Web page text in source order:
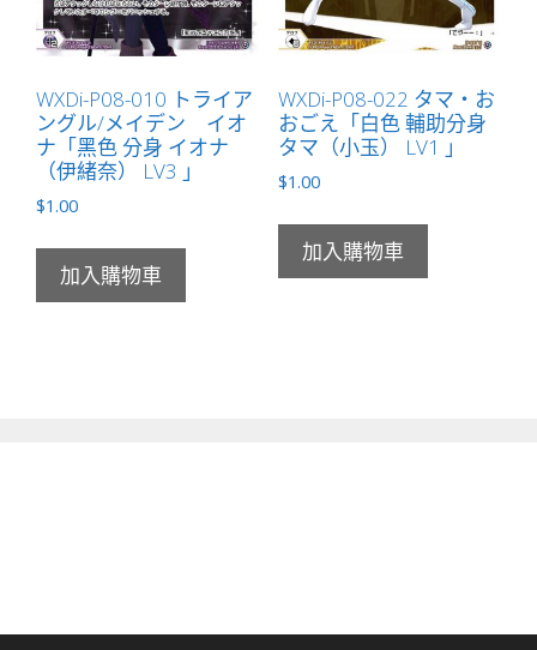
WXDi-P08-010 トライア
ングル/メイデン イオ
ナ「黑色 分身 イオナ
（伊緒奈） LV3 」
$1.00
加入購物車
WXDi-P08-022 タマ・お
おごえ「白色 輔助分身
タマ（小玉） LV1 」
$1.00
加入購物車